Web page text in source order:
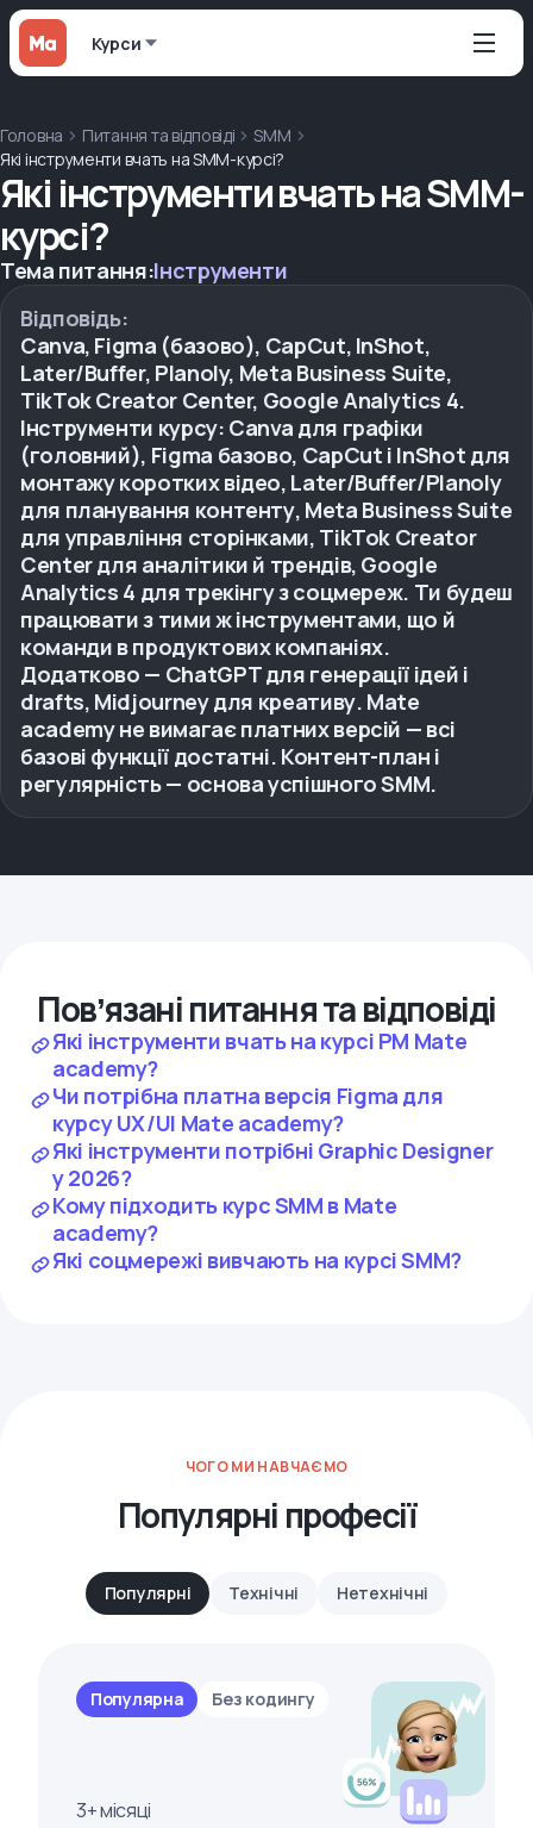
Курси
Головна Питання та відповіді
SMM
Які інструменти вчать на SMM-курсі?
Які інструменти вчать на SMM-
курсі?
Тема питання:Інструменти
Відповідь:
Canva, Figma (базово), CapCut, InShot,
Later/Buffer, Planoly, Meta Business Suite,
TikTok Creator Center, Google Analytics 4.
Інструменти курсу: Canva для графіки
(головний), Figma базово, CapCut і InShot для
монтажу коротких відео, Later/Buffer/Planoly
для планування контенту, Meta Business Suite
для управління сторінками, TikTok Creator
Center для аналітики й трендів, Google
Analytics 4 для трекінгу з соцмереж. Ти будеш
працювати з тими ж інструментами, що й
команди в продуктових компаніях.
Додатково — ChatGPT для генерації ідей і
drafts, Midjourney для креативу. Mate
academy не вимагає платних версій — всі
базові функції достатні. Контент-план і
регулярність — основа успішного SMM.
Повʼязані питання та відповіді
Які інструменти вчать на курсі PM Mate
academy?
Чи потрібна платна версія Figma для
курсу UX/UI Mate academy?
Які інструменти потрібні Graphic Designer
у 2026?
Кому підходить курс SMM в Mate
academy?
Які соцмережі вивчають на курсі SMM?
ЧОГО МИ НАВЧАЄМО
Популярні професії
Популярні Технічні Нетехнічні
Популярна Без кодингу
3+ місяці